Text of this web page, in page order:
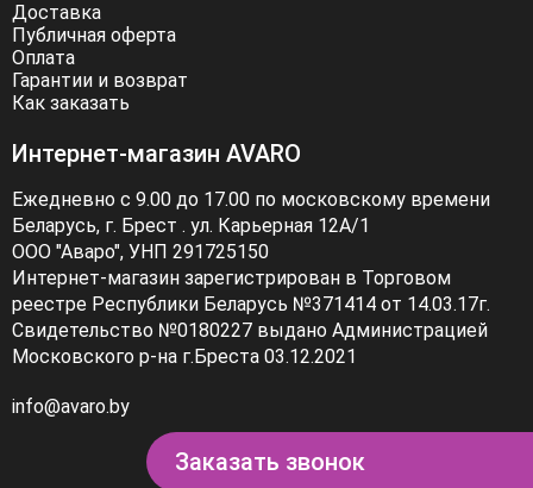
Доставка
Публичная оферта
Оплата
Гарантии и возврат
Как заказать
Интернет-магазин AVARO
Ежедневно с 9.00 до 17.00 по московскому времени
Беларусь, г. Брест . ул. Карьерная 12А/1
ООО "Аваро", УНП 291725150
Интернет-магазин зарегистрирован в Торговом
реестре Республики Беларусь №371414 от 14.03.17г.
Свидетельство №0180227 выдано Администрацией
Московского р-на г.Бреста 03.12.2021
info@avaro.by
Заказать звонок